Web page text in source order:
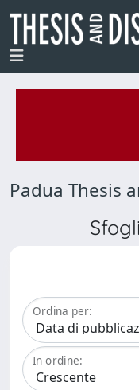
Padua Thesis
Ordina per:
In ordine: